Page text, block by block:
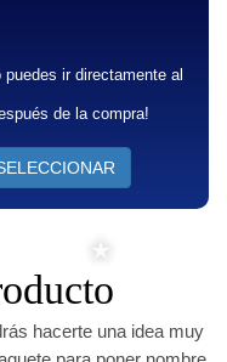
ir directamente al
de la compra!
hacerte una idea muy